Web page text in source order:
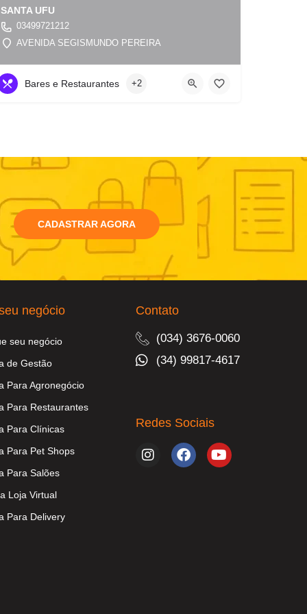
SANTA UFU
03499721212
AVENIDA SEGISMUNDO PEREIRA
Bares e Restaurantes +2
CADASTRAR AGORA
negócio
seu negócio
de Gestão
Para Agronegócio
Para Restaurantes
Para Clínicas
Para Pet Shops
Para Salões
Loja Virtual
Para Delivery
Contato
(034) 3676-0060
(34) 99817-4617
Redes Sociais